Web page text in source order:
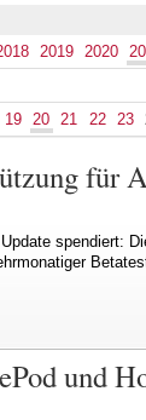
2019 2020
19 20 21 22 23
für
spendiert:
und